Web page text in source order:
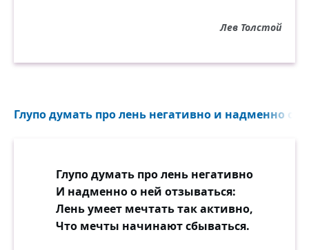
Лев Толстой
Глупо думать про лень негативно и надменно о
Глупо думать про лень негативно
И надменно о ней отзываться:
Лень умеет мечтать так активно,
Что мечты начинают сбываться.